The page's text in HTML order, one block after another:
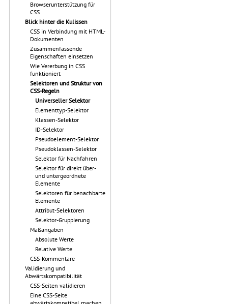
Browserunterstützung für
CSS
Blick hinter die Kulissen
CSS in Verbindung mit HTML-
Dokumenten
Zusammenfassende
Eigenschaften einsetzen
Wie Vererbung in CSS
funktioniert
Selektoren und Struktur von
CSS-Regeln
Universeller Selektor
Elementtyp-Selektor
Klassen-Selektor
ID-Selektor
Pseudoelement-Selektor
Pseudoklassen-Selektor
Selektor für Nachfahren
Selektor für direkt über-
und untergeordnete
Elemente
Selektoren für benachbarte
Elemente
Attribut-Selektoren
Selektor-Gruppierung
Maßangaben
Absolute Werte
Relative Werte
CSS-Kommentare
Validierung und
Abwärtskompatibilität
CSS-Seiten validieren
Eine CSS-Seite